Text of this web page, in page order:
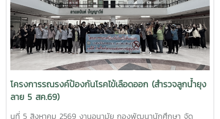
โครงการรณรงค์ป้องกันโรคไข้เลือดออก (สำรวจลูกน้ำยุง
ลาย 5 สค.69)
นที่ 5 สิงหาคม 2569 งานอนามัย กองพัฒนานักศึกษา จัด